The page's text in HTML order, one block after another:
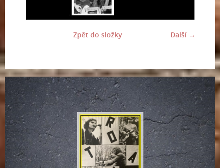
Další →
Zpět do složky